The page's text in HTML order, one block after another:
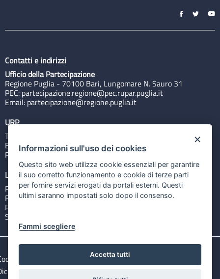
Contatti e indirizzi
Ufficio della Partecipazione
Regione Puglia - 70100 Bari, Lungomare N. Sauro 31
PEC: partecipazione.regione@pec.rupar.puglia.it
Email: partecipazione@regione.puglia.it
URP
Tel: 800713939
Email:quiregione@regione.puglia.it
Rubrica
Link utili
Portale Istituzionale
PO FESR Puglia 2014-2020
PSR Puglia 2014-2020
Sistema Puglia
e privacy
Note legali
di accessibilità
×
Informazioni sull'uso dei cookies
Questo sito web utilizza cookie essenziali per garantire
il suo corretto funzionamento e cookie di terze parti
per fornire servizi erogati da portali esterni. Questi
ultimi saranno impostati solo dopo il consenso.
Fammi scegliere
Accetta tutti